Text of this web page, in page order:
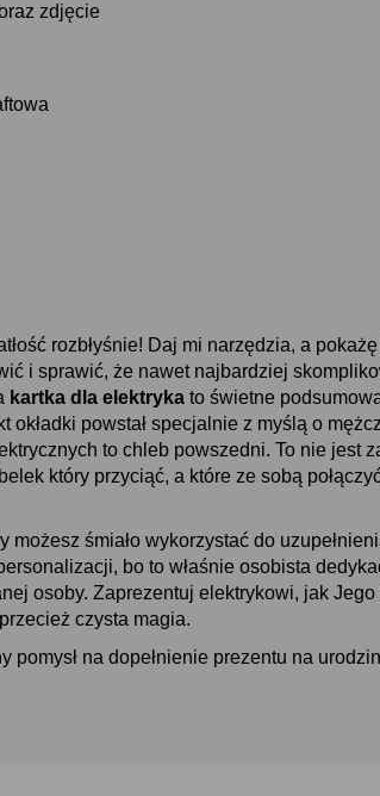
zdjęcie
rozbłyśnie! Daj mi narzędzia, a
i sprawić, że nawet najbardziej
kartka dla elektryka to świetne
powstał specjalnie z myślą o
to chleb powszedni. To nie jest
który przyciąć, a które ze sobą
możesz śmiało wykorzystać do
bo to właśnie osobista
osoby. Zaprezentuj elektrykowi, jak
czysta magia.
pomysł na dopełnienie prezentu na